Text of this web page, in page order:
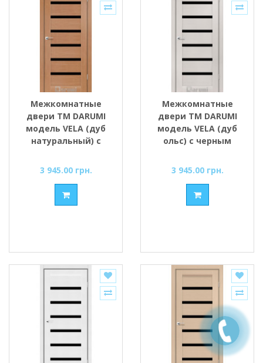
Межкомнатные
двери ТМ DARUMI
модель VELA (дуб
натуральный) с
3 945.00 грн.
Межкомнатные
двери ТМ DARUMI
модель VELA (дуб
ольс) с черным
3 945.00 грн.